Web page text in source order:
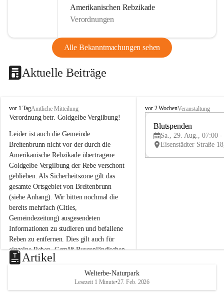
Amerikanischen Rebzikade
Verordnungen
Alle Bekanntmachungen sehen
Aktuelle Beiträge
B
r
i
t
e
n
b
r
u
n
n
a
m
N
e
u
s
d
vor 1 TagAmtliche Mitteilung
Verordnung betr. Goldgelbe Vergilbung!
Leider ist auch die Gemeinde
Breitenbrunn nicht vor der durch die
Amerikanische Rebzikade übertragene
Goldgelbe Vergilbung der Rebe verschont
geblieben. Als Sicherheitszone gilt das
gesamte Ortsgebiet von Breitenbrunn
(siehe Anhang). Wir bitten nochmal die
bereits mehrfach (Cities,
Gemeindezeitung) ausgesendeten
Informationen zu studieren und befallene
Reben zu entfernen. Dies gilt auch für
einzelne Reben. Gemäß Burgenländischen
Weinbaugesetz sind nicht gepflegte oder
unzulässige Weingärten zu roden! Bitte
helfen wir zusammen um unsere Winzer
vor den prognostizierten Ernteausfällen
B
e
u
e
d
vor 2 WochenVeranstaltung
Blutspenden
Sa., 29. Aug., 07:00 -
Artikel
Welterbe-Naturpark
Lesezeit 1 Minute•27. Feb. 2026